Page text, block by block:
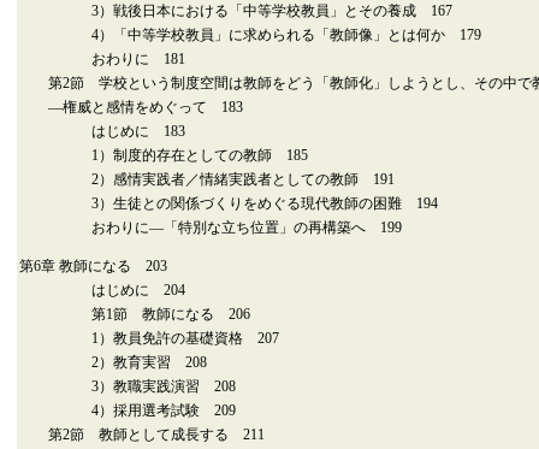
3）戦後日本における「中等学校教員」とその養成 167
4）「中等学校教員」に求められる「教師像」とは何か 179
おわりに 181
第2節 学校という制度空間は教師をどう「教師化」しようとし、その中で
―権威と感情をめぐって 183
はじめに 183
1）制度的存在としての教師 185
2）感情実践者／情緒実践者としての教師 191
3）生徒との関係づくりをめぐる現代教師の困難 194
おわりに―「特別な立ち位置」の再構築へ 199
第6章 教師になる 203
はじめに 204
第1節 教師になる 206
1）教員免許の基礎資格 207
2）教育実習 208
3）教職実践演習 208
4）採用選考試験 209
第2節 教師として成長する 211